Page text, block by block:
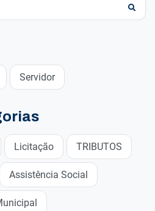
Servidor
Licitação TRIBUTOS
Assistência Social